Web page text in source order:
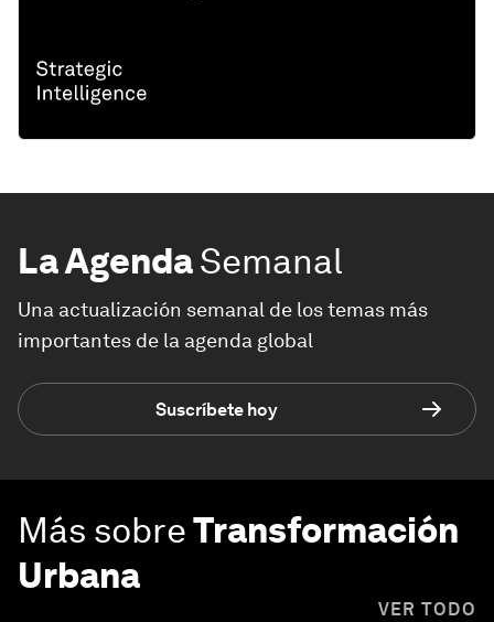
La AgendaSemanal
Una actualización semanal de los temas más
importantes de la agenda global
Suscríbete hoy
Más sobreTransformación
Urbana
VER TODO